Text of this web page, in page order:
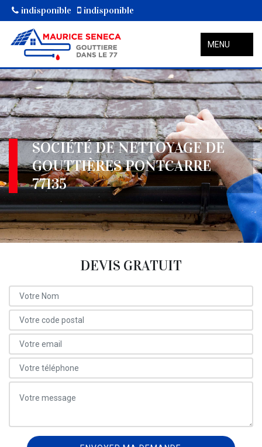
indisponible indisponible
MENU
SOCIÉTÉ DE NETTOYAGE DE
GOUTTIÈRES PONTCARRE
77135
DEVIS GRATUIT